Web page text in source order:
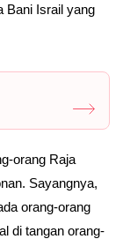
Bani Israil yang
orang Raja
Sayangnya,
orang-orang
di tangan orang-